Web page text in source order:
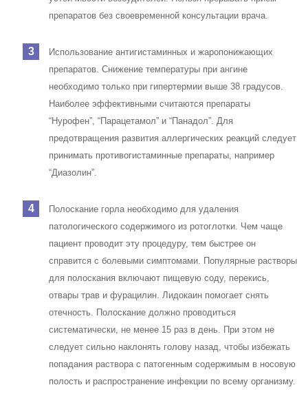
препаратов без своевременной консультации врача.
Использование антигистаминных и жаропонижающих
препаратов. Снижение температуры при ангине
необходимо только при гипертермии выше 38 градусов.
Наиболее эффективными считаются препараты
“Нурофен”, “Парацетамол” и “Панадол”. Для
предотвращения развития аллергических реакций следует
принимать противогистаминные препараты, например
“Диазолин”.
Полоскание горла необходимо для удаления
патологического содержимого из ротоглотки. Чем чаще
пациент проводит эту процедуру, тем быстрее он
справится с болевыми симптомами. Популярные растворы
для полоскания включают пищевую соду, перекись,
отвары трав и фурацилин. Лидокаин помогает снять
отечность. Полоскание должно проводиться
систематически, не менее 15 раз в день. При этом не
следует сильно наклонять голову назад, чтобы избежать
попадания раствора с патогенным содержимым в носовую
полость и распространение инфекции по всему организму.